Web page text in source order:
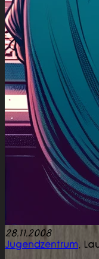
28.11.2008
Jugendzentrum,